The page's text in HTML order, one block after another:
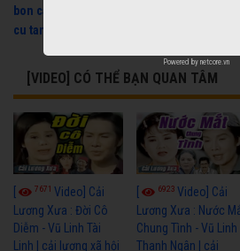
bon cau thong minh
cu tan binh
[VIDEO] CÓ THỂ BẠN QUAN TÂM
7671 Video] Cải
Lương Xưa : Đời Cô
Diễm - Vũ Linh Tài
Linh | cải lương xã hội
6923Video] Cải
Lương Xưa : Nước
Chung Tình - Vũ Linh
Thanh Ngân | cải
Powered by netcore.vn